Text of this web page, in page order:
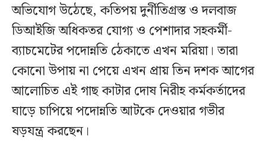
অভিযোগ উঠেছে, কতিপয় দুর্নীতিগ্রস্ত ও দলবাজ
ডিআইজি অধিকতর যোগ্য ও পেশাদার সহকর্মী-
ব্যাচমেটের পদোন্নতি ঠেকাতে এখন মরিয়া। তারা
কোনো উপায় না পেয়ে এখন প্রায় তিন দশক আগের
আলোচিত এই গাছ কাটার দোষ নিরীহ কর্মকর্তাদের
ঘাড়ে চাপিয়ে পদোন্নতি আটকে দেওয়ার গভীর
ষড়যন্ত্র করছেন।